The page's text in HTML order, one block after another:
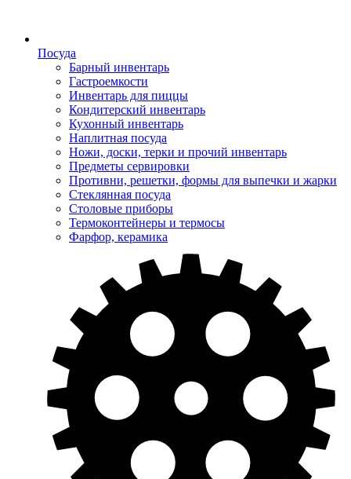
Посуда
Барный инвентарь
Гастроемкости
Инвентарь для пиццы
Кондитерский инвентарь
Кухонный инвентарь
Наплитная посуда
Ножи, доски, терки и прочий инвентарь
Предметы сервировки
Противни, решетки, формы для выпечки и жарки
Стеклянная посуда
Столовые приборы
Термоконтейнеры и термосы
Фарфор, керамика